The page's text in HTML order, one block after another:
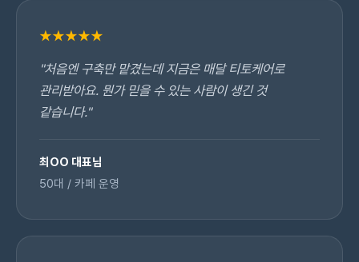
★★★★★
"처음엔 구축만 맡겼는데 지금은 매달 티토케어로
관리받아요. 뭔가 믿을 수 있는 사람이 생긴 것
같습니다."
최OO 대표님
50대 / 카페 운영